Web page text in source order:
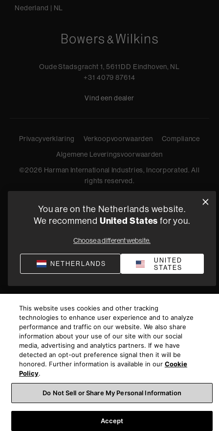
Nederland | NL
Oude Stadsgracht 1, 5611DD Eindhoven, NL
+31 4079 87614
Vind een dealer
Privacyverklaring Verkoopvoorwaarden
Compliance
Algemene Leveringsvoorwaarden
©2026 Harman International Industries, Incorporated. All
rights reserved.
You are on the Netherlands website.
We recommend United States for you.
Choose a different website.
NETHERLANDS
UNITED
STATES
This website uses cookies and other tracking
technologies to enhance user experience and to analyze
performance and traffic on our website. We also share
information about your use of our site with our social
media, advertising and analytics partners. If we have
detected an opt-out preference signal then it will be
honored. Further information is available in our Cookie
Policy.
Do Not Sell or Share My Personal Information
Accept